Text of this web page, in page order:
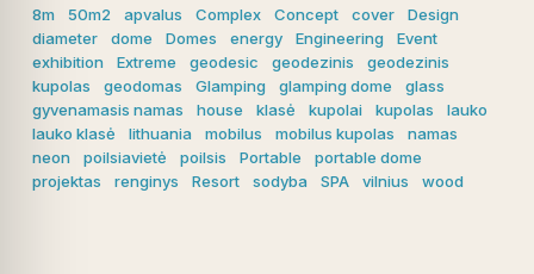
8m 50m2 apvalus Complex Concept cover
Design
diameter
dome Domes energy Engineering
Event
exhibition
Extreme geodesic geodezinis
geodezinis
kupolas
geodomas Glamping glamping dome
glass
gyvenamasis namas
house klasė kupolai kupolas
lauko
lauko klasė
lithuania mobilus mobilus kupolas
namas
neon
poilsiavietė poilsis Portable
portable dome
projektas
renginys Resort sodyba SPA vilnius wood